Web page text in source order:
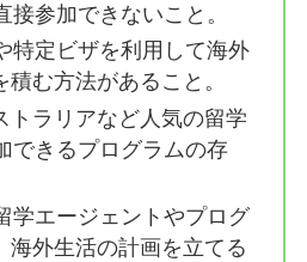
接参加できないこと。
特定ビザを利用して海外
む方法があること。
トラリアなど人気の留学
できるプログラムの存
学エージェントやプログ
海外生活の計画を立てる